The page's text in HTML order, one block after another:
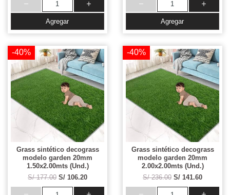
Agregar Agregar
-40%
Grass sintético decograss
modelo garden 20mm
1.50x2.00mts (Und.)
S/ 177.00 S/ 106.20
-40%
Grass sintético decograss
modelo garden 20mm
2.00x2.00mts (Und.)
S/ 236.00 S/ 141.60